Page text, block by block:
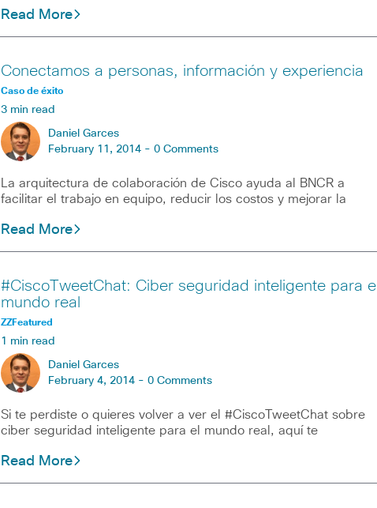
Read More
Conectamos a personas, información y experiencia
Caso de éxito
3 min read
Daniel Garces
February 11, 2014 - 0 Comments
La arquitectura de colaboración de Cisco ayuda al BNCR a
facilitar el trabajo en equipo, reducir los costos y mejorar la
Read More
#CiscoTweetChat: Ciber seguridad inteligente para el
mundo real
ZZFeatured
1 min read
Daniel Garces
February 4, 2014 - 0 Comments
Si te perdiste o quieres volver a ver el #CiscoTweetChat sobre
ciber seguridad inteligente para el mundo real, aquí te
Read More